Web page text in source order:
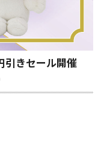
引きセール開催